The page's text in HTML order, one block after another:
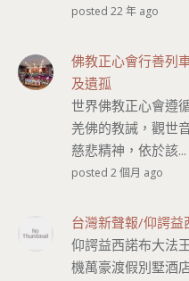
posted 22 年 ago
佛教正心會行善列
及遺孤
世界佛教正心會遵
羌佛的教誡，觀世
慈悲精神，依於該...
posted 2 個月 ago
台灣新聲報/仰諤益
仰諤益西諾布大法
機萬豪渡假別墅酒